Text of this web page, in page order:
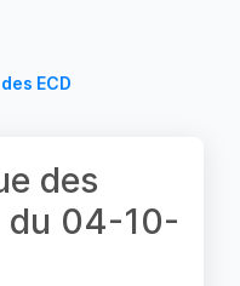
ECD
des
du 04-10-